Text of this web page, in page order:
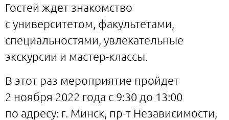
Гостей ждет знакомство
с университетом, факультетами,
специальностями, увлекательные
экскурсии и мастер-классы.
В этот раз мероприятие пройдет
2 ноября 2022 года с 9:30 до 13:00
по адресу: г. Минск, пр-т Независимости,